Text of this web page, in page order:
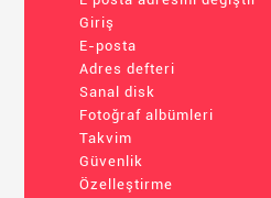
Giriş
E-posta
Adres defteri
Sanal disk
Fotoğraf albümleri
Takvim
Güvenlik
Özelleştirme